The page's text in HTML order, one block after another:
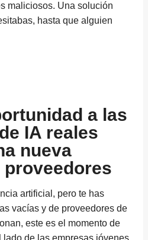
maliciosos. Una solución
hasta que alguien
a las
IA reales
nueva
artificial, pero te has
vacías y de proveedores de
este es el momento de
lado de las empresas jóvenes